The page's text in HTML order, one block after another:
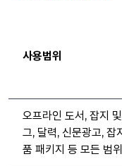
사용범위
오프라인 도서, 잡지
그, 달력, 신문광고, 잡
품 패키지 등 모든 범위